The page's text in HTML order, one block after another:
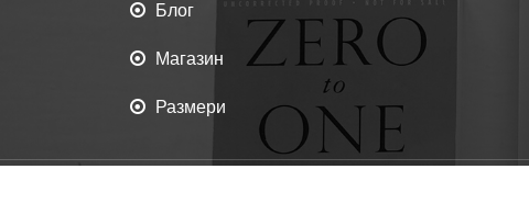
Блог
Магазин
Размери